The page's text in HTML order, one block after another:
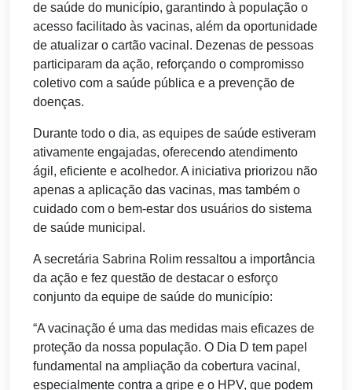
de saúde do município, garantindo à população o
acesso facilitado às vacinas, além da oportunidade
de atualizar o cartão vacinal. Dezenas de pessoas
participaram da ação, reforçando o compromisso
coletivo com a saúde pública e a prevenção de
doenças.
Durante todo o dia, as equipes de saúde estiveram
ativamente engajadas, oferecendo atendimento
ágil, eficiente e acolhedor. A iniciativa priorizou não
apenas a aplicação das vacinas, mas também o
cuidado com o bem-estar dos usuários do sistema
de saúde municipal.
A secretária Sabrina Rolim ressaltou a importância
da ação e fez questão de destacar o esforço
conjunto da equipe de saúde do município:
“A vacinação é uma das medidas mais eficazes de
proteção da nossa população. O Dia D tem papel
fundamental na ampliação da cobertura vacinal,
especialmente contra a gripe e o HPV, que podem